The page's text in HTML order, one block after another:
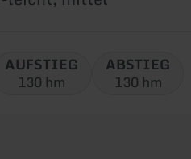
AUFSTIEG
130 hm
ABSTIEG
130 hm